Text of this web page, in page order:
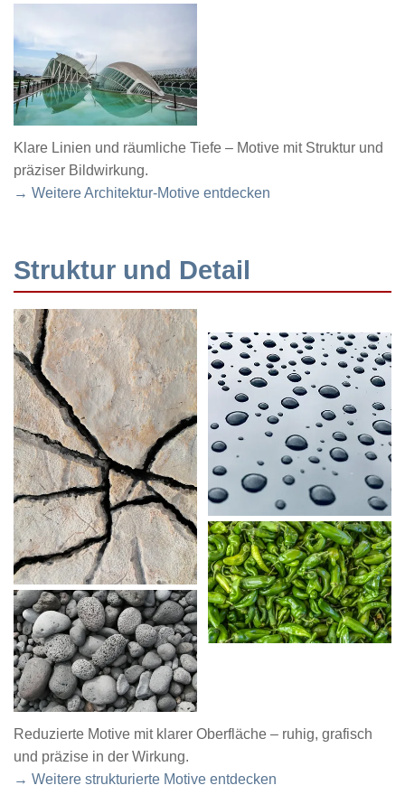
Klare Linien und räumliche Tiefe – Motive mit Struktur und
präziser Bildwirkung.
→ Weitere Architektur-Motive entdecken
Struktur und Detail
Reduzierte Motive mit klarer Oberfläche – ruhig, grafisch
und präzise in der Wirkung.
→ Weitere strukturierte Motive entdecken